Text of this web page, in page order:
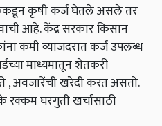
कृषी कर्ज घेतले असले तर
आहे. केंद्र सरकार किसान
कमी व्याजदरात कर्ज उपलब्ध
माध्यमातून शेतकरी
,अवजारेंची खरेदी करत असतो.
रक्कम घरगुती खर्चासाठी